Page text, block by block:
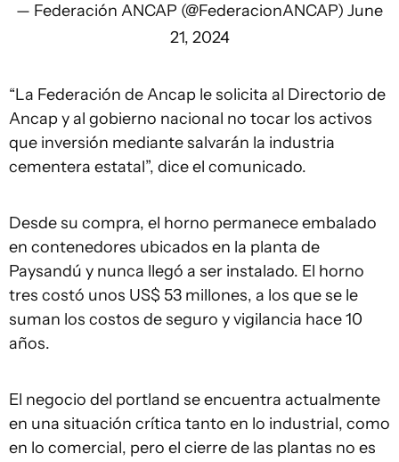
— Federación ANCAP (@FederacionANCAP) June
21, 2024
“La Federación de Ancap le solicita al Directorio de
Ancap y al gobierno nacional no tocar los activos
que inversión mediante salvarán la industria
cementera estatal”, dice el comunicado.
Desde su compra, el horno permanece embalado
en contenedores ubicados en la planta de
Paysandú y nunca llegó a ser instalado. El horno
tres costó unos US$ 53 millones, a los que se le
suman los costos de seguro y vigilancia hace 10
años.
El negocio del portland se encuentra actualmente
en una situación crítica tanto en lo industrial, como
en lo comercial, pero el cierre de las plantas no es